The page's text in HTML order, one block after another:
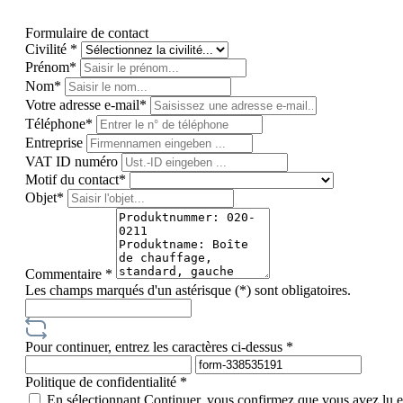
Formulaire de contact
Civilité *
Prénom*
Nom*
Votre adresse e-mail*
Téléphone*
Entreprise
VAT ID numéro
Motif du contact*
Objet*
Commentaire *
Les champs marqués d'un astérisque (*) sont obligatoires.
Pour continuer, entrez les caractères ci-dessus *
Politique de confidentialité *
En sélectionnant Continuer, vous confirmez que vous avez lu